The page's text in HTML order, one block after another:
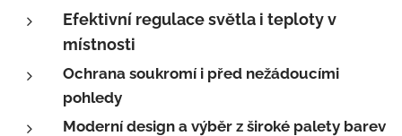
Efektivní regulace světla i teploty v
místnosti
Ochrana soukromí i před nežádoucími
pohledy
Moderní design a výběr z široké palety barev